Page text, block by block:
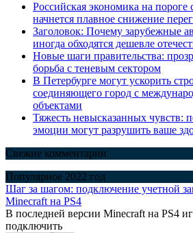
Российская экономика на пороге
начнется плавное снижение
Заголовок: Почему зарубежные
иногда обходятся дешевле
Новые шаги правительства:
борьба с теневым сектором
В Петербурге могут ускорить
соединяющего город с
объектами
Тяжесть невысказанных чувств:
эмоции могут разрушить ваше
Свежие комментарии
Популярное 2022 год
Шаг за шагом: подключение учетной
Minecraft на PS4
В последней версии Minecraft на PS4
подключить